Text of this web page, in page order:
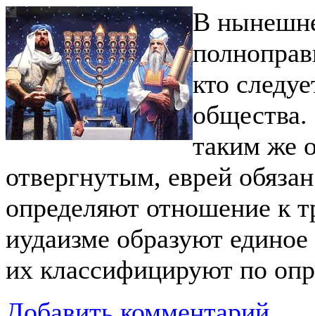
В
кто
общества.
таким же
отвергнутым, еврей
определяют отношение к
иудаизме образуют
их классифицируют по